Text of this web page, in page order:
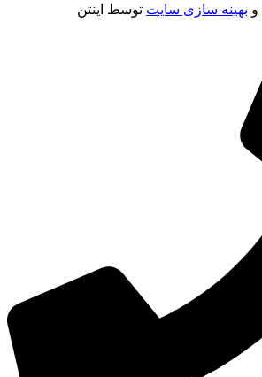
و بهینه سازی سایت توسط اینتن